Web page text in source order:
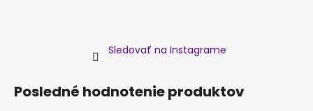
Sledovať na Instagrame
Posledné hodnotenie produktov